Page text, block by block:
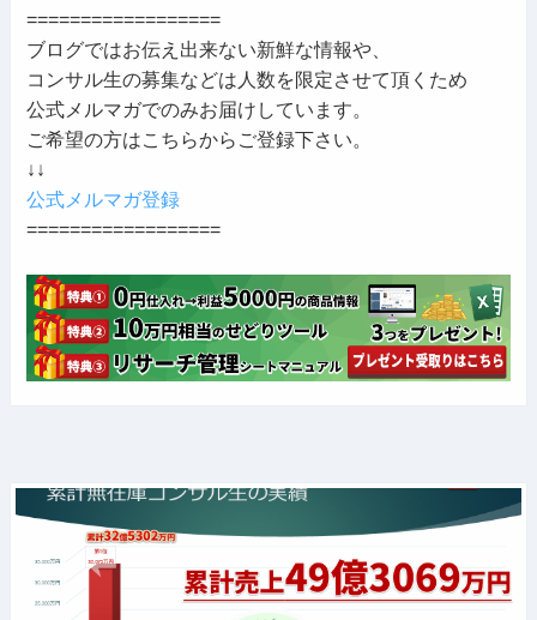
==================
ブログではお伝え出来ない新鮮な情報や、
コンサル生の募集などは人数を限定させて頂くため
公式メルマガでのみお届けしています。
ご希望の方はこちらからご登録下さい。
↓↓
公式メルマガ登録
==================